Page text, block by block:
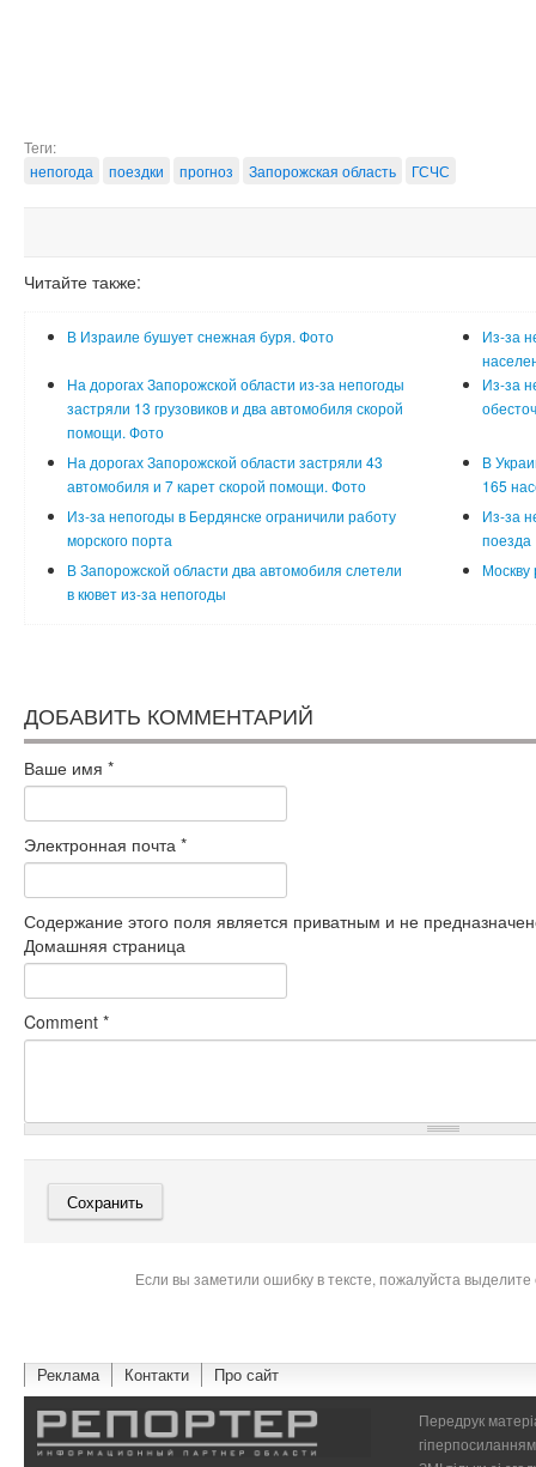
Теги:
непогода
поездки прогноз Запорожская область ГСЧС
Читайте также:
В Израиле бушует снежная буря. Фото
Из-за
На дорогах Запорожской области из-за непогоды
застряли 13 грузовиков и два автомобиля скорой
помощи. Фото
Из-за
На дорогах Запорожской области застряли 43
автомобиля и 7 карет скорой помощи. Фото
В
165
Из-за непогоды в Бердянске ограничили работу
морского порта
Из-за
поезда
В Запорожской области два автомобиля слетели
в кювет из-за непогоды
Москву
ДОБАВИТЬ КОММЕНТАРИЙ
Ваше имя *
Электронная почта *
Содержание этого поля является приватным и не
Домашняя страница
Comment *
Если вы заметили ошибку в тексте, пожалуйста
Реклама Контакти Про сайт
Передрук